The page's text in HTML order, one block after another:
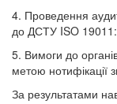
4. Проведення
до ДСТУ ISO
5. Вимоги до
метою нотифікації
За результатами